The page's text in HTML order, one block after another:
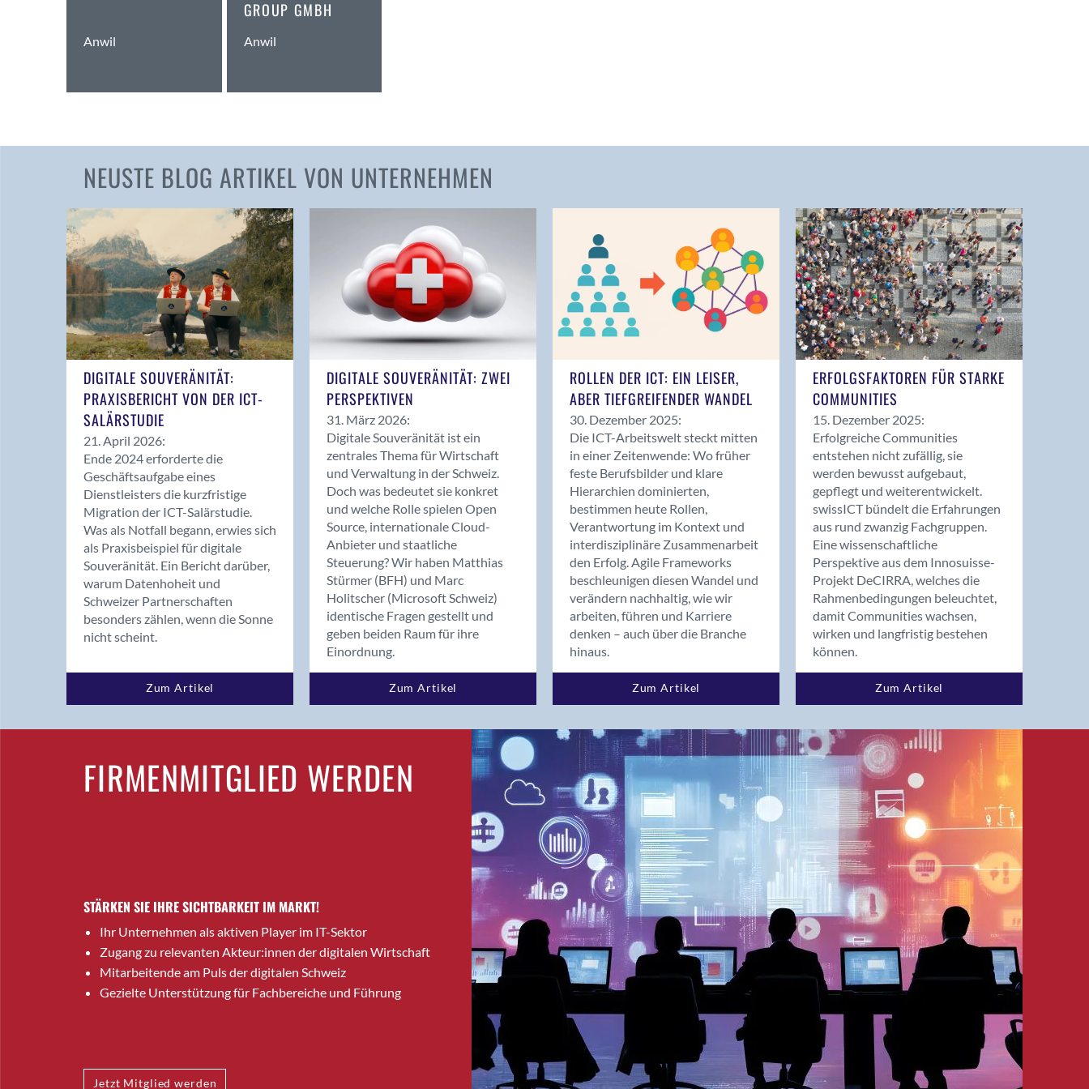
Benken (SG)
Bergdietikon
Berlin
Bern - Liebefeld
Bern-Zollikofen
Biel/Bienne
Bonstetten
Bottighofen
Bremgarten bei Bern
Brig
Brugg
Brugg AG
Brütten
Bubendorf
Bubikon
Buchs (SG)
Burgdorf
Bäretswil
Bülach
Cazis
Davos Platz
Davos Platz 1
Dierikon
Anwil
GROUP GMBH
Anwil
NEUSTE BLOG ARTIKEL VON UNTERNEHMEN
DIGITALE SOUVERÄNITÄT:
PRAXISBERICHT VON DER ICT-
SALÄRSTUDIE
21. April 2026:
Ende 2024 erforderte die
Geschäftsaufgabe eines
Dienstleisters die kurzfristige
Migration der ICT-Salärstudie.
Was als Notfall begann, erwies sich
als Praxisbeispiel für digitale
Souveränität. Ein Bericht darüber,
warum Datenhoheit und
Schweizer Partnerschaften
besonders zählen, wenn die Sonne
nicht scheint.
Zum Artikel
DIGITALE SOUVERÄNITÄT: ZWEI
PERSPEKTIVEN
31. März 2026:
Digitale Souveränität ist ein
zentrales Thema für Wirtschaft
und Verwaltung in der Schweiz.
Doch was bedeutet sie konkret
und welche Rolle spielen Open
Source, internationale Cloud-
Anbieter und staatliche
Steuerung? Wir haben Matthias
Stürmer (BFH) und Marc
Holitscher (Microsoft Schweiz)
identische Fragen gestellt und
geben beiden Raum für ihre
Einordnung.
Zum Artikel
ROLLEN DER ICT: EIN LEISER,
ABER TIEFGREIFENDER WANDEL
30. Dezember 2025:
Die ICT-Arbeitswelt steckt mitten
in einer Zeitenwende: Wo früher
feste Berufsbilder und klare
Hierarchien dominierten,
bestimmen heute Rollen,
Verantwortung im Kontext und
interdisziplinäre Zusammenarbeit
den Erfolg. Agile Frameworks
beschleunigen diesen Wandel und
verändern nachhaltig, wie wir
arbeiten, führen und Karriere
denken – auch über die Branche
hinaus.
Zum Artikel
ERFOLGSFAKTOREN FÜR STARKE
COMMUNITIES
15. Dezember 2025:
Erfolgreiche Communities
entstehen nicht zufällig, sie
werden bewusst aufgebaut,
gepflegt und weiterentwickelt.
swissICT bündelt die Erfahrungen
aus rund zwanzig Fachgruppen.
Eine wissenschaftliche
Perspektive aus dem Innosuisse-
Projekt DeCIRRA, welches die
Rahmenbedingungen beleuchtet,
damit Communities wachsen,
wirken und langfristig bestehen
können.
Zum Artikel
FIRMENMITGLIED WERDEN
STÄRKEN SIE IHRE SICHTBARKEIT IM MARKT!
Ihr Unternehmen als aktiven Player im IT-Sektor
Zugang zu relevanten Akteur:innen der digitalen Wirtschaft
Mitarbeitende am Puls der digitalen Schweiz
Gezielte Unterstützung für Fachbereiche und Führung
Jetzt Mitglied werden